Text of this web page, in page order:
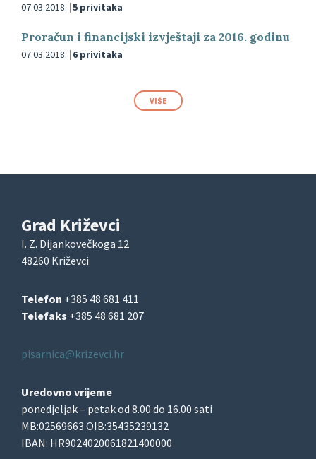
07.03.2018. 5 privitaka
Proračun i financijski izvještaji za 2016. godinu
07.03.2018. 6 privitaka
VIŠE
Grad Križevci
I. Z. Dijankovečkoga 12
48260 Križevci
Telefon +385 48 681 411
Telefaks +385 48 681 207
pisarnica@krizevci.hr
Uredovno vrijeme
ponedjeljak – petak od 8.00 do 16.00 sati
MB:02569663 OIB:35435239132
IBAN: HR9024020061821400000